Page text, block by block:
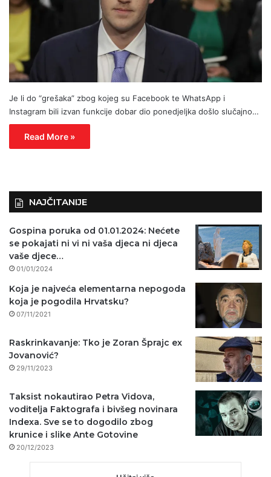
Je li do “grešaka” zbog kojeg su Facebook te WhatsApp i
Instagram bili izvan funkcije dobar dio ponedjeljka došlo slučajno…
Read More »
NAJČITANIJE
Gospina poruka od 01.01.2024: Nećete
se pokajati ni vi ni vaša djeca ni djeca
vaše djece…
01/01/2024
Koja je najveća elementarna nepogoda
koja je pogodila Hrvatsku?
07/11/2021
Raskrinkavanje: Tko je Zoran Šprajc ex
Jovanović?
29/11/2023
Taksist nokautirao Petra Vidova,
voditelja Faktografa i bivšeg novinara
Indexa. Sve se to dogodilo zbog
krunice i slike Ante Gotovine
20/12/2023